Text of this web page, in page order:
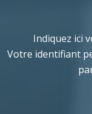
Indiquez ici
Votre identifiant